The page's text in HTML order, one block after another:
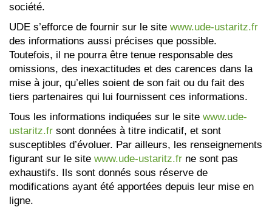
société.
UDE s’efforce de fournir sur le site www.ude-ustaritz.fr
des informations aussi précises que possible.
Toutefois, il ne pourra être tenue responsable des
omissions, des inexactitudes et des carences dans la
mise à jour, qu’elles soient de son fait ou du fait des
tiers partenaires qui lui fournissent ces informations.
Tous les informations indiquées sur le site www.ude-
ustaritz.fr sont données à titre indicatif, et sont
susceptibles d’évoluer. Par ailleurs, les renseignements
figurant sur le site www.ude-ustaritz.fr ne sont pas
exhaustifs. Ils sont donnés sous réserve de
modifications ayant été apportées depuis leur mise en
ligne.